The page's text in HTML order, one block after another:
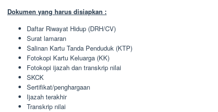
Dokumen yang harus disiapkan :
Daftar Riwayat Hidup (DRH/CV)
Surat lamaran
Salinan Kartu Tanda Penduduk (KTP)
Fotokopi Kartu Keluarga (KK)
Fotokopi ijazah dan transkrip nilai
SKCK
Sertifikat/penghargaan
Ijazah terakhir
Transkrip nilai